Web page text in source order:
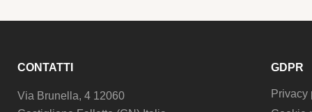
CONTATTI
Via Brunella, 4 12060
GDPR
Privacy